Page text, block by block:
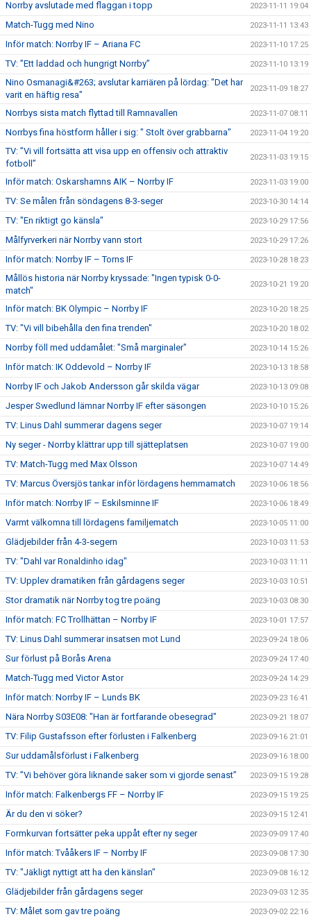
Norrby avslutade med flaggan i topp 2023-11-11 19:04
Match-Tugg med Nino 2023-11-11 13:43
Inför match: Norrby IF – Ariana FC 2023-11-10 17:25
TV: ”Ett laddad och hungrigt Norrby” 2023-11-10 13:19
Nino Osmanagi&#263; avslutar karriären på lördag: "Det har
varit en häftig resa"
2023-11-09 18:27
Norrbys sista match flyttad till Ramnavallen 2023-11-07 08:11
Norrbys fina höstform håller i sig: " Stolt över grabbarna" 2023-11-04 19:20
TV: ”Vi vill fortsätta att visa upp en offensiv och attraktiv
fotboll”
2023-11-03 19:15
Inför match: Oskarshamns AIK – Norrby IF 2023-11-03 19:00
TV: Se målen från söndagens 8-3-seger 2023-10-30 14:14
TV: "En riktigt go känsla" 2023-10-29 17:56
Målfyrverkeri när Norrby vann stort 2023-10-29 17:26
Inför match: Norrby IF – Torns IF 2023-10-28 18:23
Mållös historia när Norrby kryssade: "Ingen typisk 0-0-
match"
2023-10-21 19:20
Inför match: BK Olympic – Norrby IF 2023-10-20 18:25
TV: "Vi vill bibehålla den fina trenden" 2023-10-20 18:02
Norrby föll med uddamålet: "Små marginaler" 2023-10-14 15:26
Inför match: IK Oddevold – Norrby IF 2023-10-13 18:58
Norrby IF och Jakob Andersson går skilda vägar 2023-10-13 09:08
Jesper Swedlund lämnar Norrby IF efter säsongen 2023-10-10 15:26
TV: Linus Dahl summerar dagens seger 2023-10-07 19:14
Ny seger - Norrby klättrar upp till sjätteplatsen 2023-10-07 19:00
TV: Match-Tugg med Max Olsson 2023-10-07 14:49
TV: Marcus Översjös tankar inför lördagens hemmamatch 2023-10-06 18:56
Inför match: Norrby IF – Eskilsminne IF 2023-10-06 18:49
Varmt välkomna till lördagens familjematch 2023-10-05 11:00
Glädjebilder från 4-3-segern 2023-10-03 11:53
TV: "Dahl var Ronaldinho idag" 2023-10-03 11:11
TV: Upplev dramatiken från gårdagens seger 2023-10-03 10:51
Stor dramatik när Norrby tog tre poäng 2023-10-03 08:30
Inför match: FC Trollhättan – Norrby IF 2023-10-01 17:57
TV: Linus Dahl summerar insatsen mot Lund 2023-09-24 18:06
Sur förlust på Borås Arena 2023-09-24 17:40
Match-Tugg med Victor Astor 2023-09-24 14:29
Inför match: Norrby IF – Lunds BK 2023-09-23 16:41
Nära Norrby S03E08: "Han är fortfarande obesegrad" 2023-09-21 18:07
TV: Filip Gustafsson efter förlusten i Falkenberg 2023-09-16 21:01
Sur uddamålsförlust i Falkenberg 2023-09-16 18:00
TV: ”Vi behöver göra liknande saker som vi gjorde senast” 2023-09-15 19:28
Inför match: Falkenbergs FF – Norrby IF 2023-09-15 19:25
Är du den vi söker? 2023-09-15 12:41
Formkurvan fortsätter peka uppåt efter ny seger 2023-09-09 17:40
Inför match: Tvååkers IF – Norrby IF 2023-09-08 17:30
TV: "Jäkligt nyttigt att ha den känslan" 2023-09-08 16:12
Glädjebilder från gårdagens seger 2023-09-03 12:35
TV: Målet som gav tre poäng 2023-09-02 22:16